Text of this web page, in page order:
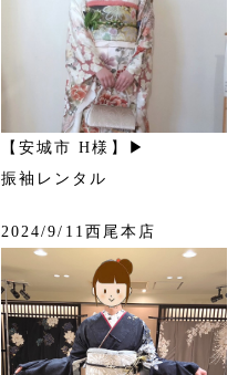
【安城市 H様】▶
振袖レンタル
2024/9/11西尾本店